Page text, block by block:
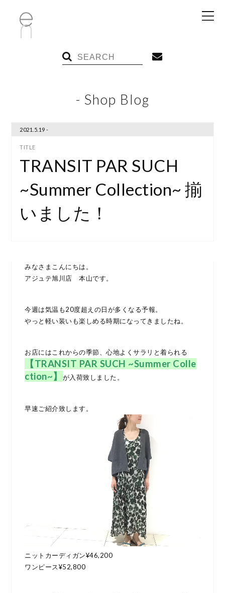
- Shop Blog
2021.5.19 -
TRANSIT PAR SUCH
~Summer Collection~ 揃
いました！
みなさまこんにちは。
アジュテ旭川店 本山です。
今週は気温も20度超えの日が多くなる予報。
やっと軽い装いも楽しめる時期になってきましたね。
お店にはこれからの季節、心地よくサラリと着られる
【TRANSIT PAR SUCH ~Summer Colle
ction~】
が入荷致しました。
早速ご紹介致します。
ニットカーディガン¥46,200
ワンピース¥52,800